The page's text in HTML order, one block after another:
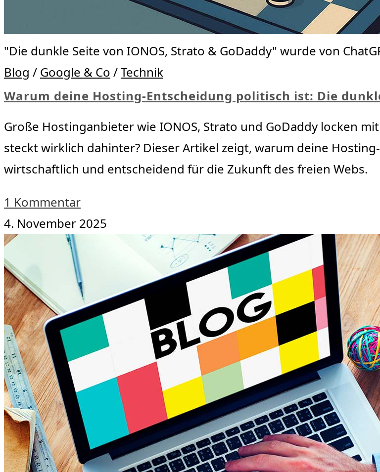
"Die dunkle Seite von IONOS, Strato & GoDaddy" wurde von
Blog / Google & Co /Technik
Warum deine Hosting-Entscheidung politisch ist: Die
Große Hostinganbieter wie IONOS, Strato und GoDaddy locken
steckt wirklich dahinter? Dieser Artikel zeigt, warum deine
wirtschaftlich und entscheidend für die Zukunft des freien Webs.
1 Kommentar
4. November 2025